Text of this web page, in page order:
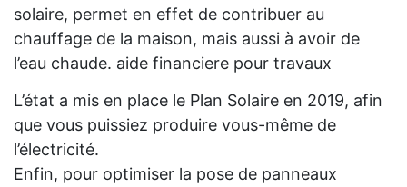
solaire, permet en effet de contribuer au
chauffage de la maison, mais aussi à avoir de
l’eau chaude. aide financiere pour travaux
L’état a mis en place le Plan Solaire en 2019, afin
que vous puissiez produire vous-même de
l’électricité.
Enfin, pour optimiser la pose de panneaux